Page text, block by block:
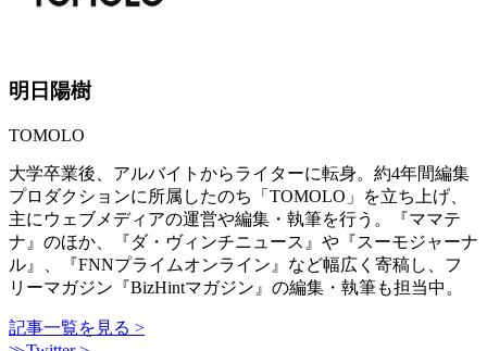
明日陽樹
TOMOLO
大学卒業後、アルバイトからライターに転身。約4年間編集
プロダクションに所属したのち「TOMOLO」を立ち上げ、
主にウェブメディアの運営や編集・執筆を行う。『ママテ
ナ』のほか、『ダ・ヴィンチニュース』や『スーモジャーナ
ル』、『FNNプライムオンライン』など幅広く寄稿し、フ
リーマガジン『BizHintマガジン』の編集・執筆も担当中。
記事一覧を見る >